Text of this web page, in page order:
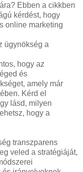
Ebben a cikkben
kérdést, hogy
online marketing
ügynökség a
hogy az
és
amely már
Kérd el
lásd, milyen
hogy a
transzparens
veled a stratégiáját,